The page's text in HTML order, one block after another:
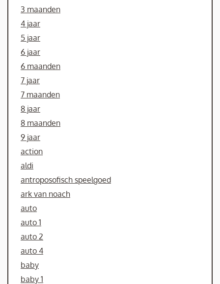
3 maanden
4 jaar
5 jaar
6 jaar
6 maanden
7 jaar
7 maanden
8 jaar
8 maanden
9 jaar
action
aldi
antroposofisch speelgoed
ark van noach
auto
auto 1
auto 2
auto 4
baby
baby 1